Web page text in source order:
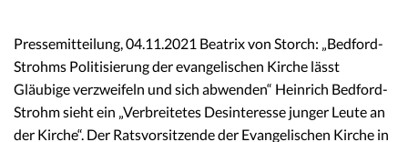
Pressemitteilung, 04.11.2021 Beatrix von Storch: „Bedford-
Strohms Politisierung der evangelischen Kirche lässt
Gläubige verzweifeln und sich abwenden“ Heinrich Bedford-
Strohm sieht ein „Verbreitetes Desinteresse junger Leute an
der Kirche“. Der Ratsvorsitzende der Evangelischen Kirche in